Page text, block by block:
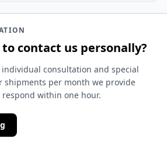
contact us personally?
consultation and special
shipments per month we provide
within one hour.